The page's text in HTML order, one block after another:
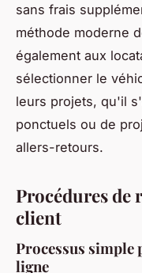
sans frais
méthode moderne
également aux
sélectionner le
leurs projets, qu'il
ponctuels ou de
allers-retours.
Procédures de
client
Processus
ligne